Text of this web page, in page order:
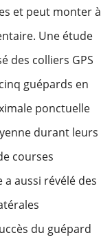
et peut monter à
Une étude
des colliers GPS
guépards en
ponctuelle
durant leurs
courses
aussi révélé des
du guépard